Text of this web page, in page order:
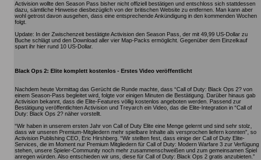
Activision wollte den Season Pass bisher nicht offiziell bestätigen und entschloss sich stattdessen
dazu, sämtliche Hinweise diesbezüglich von der britischen Website zu entfernen. Man kann aber
wohl getrost davon ausgehen, dass eine entsprechende Ankündigung in den kommenden Wochen
folgt.
Update: In der Zwischenzeit bestätigte Activision den Season Pass, der mit 49,99 US-Dollar zu
Buche schlägt und den Download aller vier Map-Packs ermöglicht. Gegenüber dem Einzelkauf
spart ihr hier rund 10 US-Dollar.
Black Ops 2: Elite komplett kostenlos - Erstes Video veröffentlicht
Nachdem heute Vormittag das Gerücht die Runde machte, dass “Call of Duty: Black Ops 2? von
einem Season-Pass begleitet wird, folgte vor einigen Minuten die Bestätigung. Darüber hinaus gab
Activision bekannt, dass die Elite-Features völlig kostenlos angeboten werden. Passend zur
Bestätigung veröffentlichten Activision und Treyarch ein Video, das die Elite-Integration in “Call of
Duty: Black Ops 2? näher vorstellt.
“Wir haben in unserem ersten Jahr von Call of Duty Elite eine Menge gelernt und sind sehr stolz,
dass wir unseren Premium-Mitgliedern mehr spielbare Inhalte als versprochen liefern konnten”, so
Activision Publishing CEO, Eric Hirshberg. “Wir stellten fest, dass einige der Call of Duty Elite-
Services, die im Moment nur Premium Mitgliedern für Call of Duty: Modern Warfare 3 zur Verfügung
stehen, unsere Spieler-Community noch mehr zusammenschweißen und zum gemeinsamen Spiel
anregen würden. Also entschieden wir uns, diese für Call of Duty: Black Ops 2 gratis anzubieten.”